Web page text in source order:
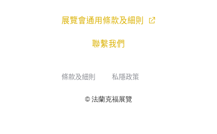
展覽會通用條款及細則
聯繫我們
條款及細則 私隱政策
© 法蘭克福展覽